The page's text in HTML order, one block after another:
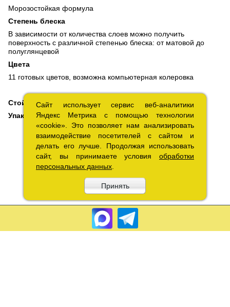
Морозостойкая формула
Степень блеска
В зависимости от количества слоев можно получить
поверхность с различной степенью блеска: от матовой до
полуглянцевой
Цвета
11 готовых цветов, возможна компьютерная колеровка
Стойкость к мытьюСтойкая к вымыванию
Упаковка0,75л, 2,3л, 9л
Сайт использует сервис веб-аналитики
Яндекс Метрика с помощью технологии
«cookie». Это позволяет нам анализировать
взаимодействие посетителей с сайтом и
делать его лучше. Продолжая использовать
сайт, вы принимаете условия обработки
персональных данных
Принять
Сайт использует сервис веб-аналитики
Яндекс Метрика с помощью технологии
«cookie». Это позволяет нам анализировать
взаимодействие посетителей с сайтом и
делать его лучше. Продолжая использовать
сайт, вы принимаете условия обработки
персональных данных
Принять